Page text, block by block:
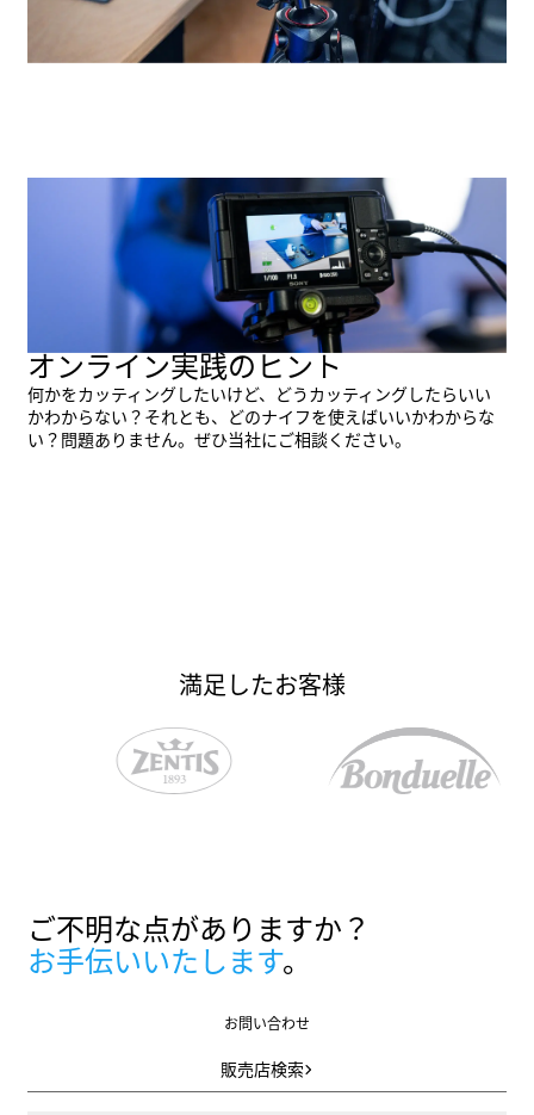
オンライン実践のヒント
何かをカッティングしたいけど、どうカッティングしたらいい
かわからない？それとも、どのナイフを使えばいいかわからな
い？問題ありません。ぜひ当社にご相談ください。
満足したお客様
ご不明な点がありますか？
お手伝いいたします。
お問い合わせ
販売店検索